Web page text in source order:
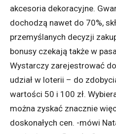
akcesoria dekoracyjne.
dochodzą nawet do 70%,
przemyślanych decyzji
bonusy czekają także w
Wystarczy zarejestrować
udział w loterii – do
wartości 50 i 100 zł.
można zyskać znacznie
doskonałych cen. -mówi